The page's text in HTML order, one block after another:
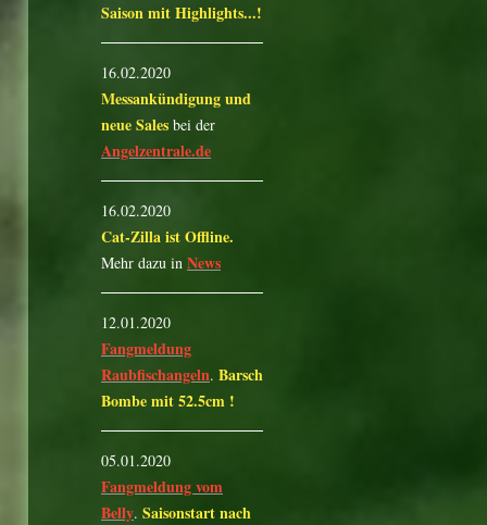
Saison mit Highlights...!
16.02.2020
Messankündigung und
neue Sales bei der
Angelzentrale.de
16.02.2020
Cat-Zilla ist Offline.
Mehr dazu in News
12.01.2020
Fangmeldung
Raubfischangeln. Barsch
Bombe mit 52.5cm !
05.01.2020
Fangmeldung vom
Belly. Saisonstart nach